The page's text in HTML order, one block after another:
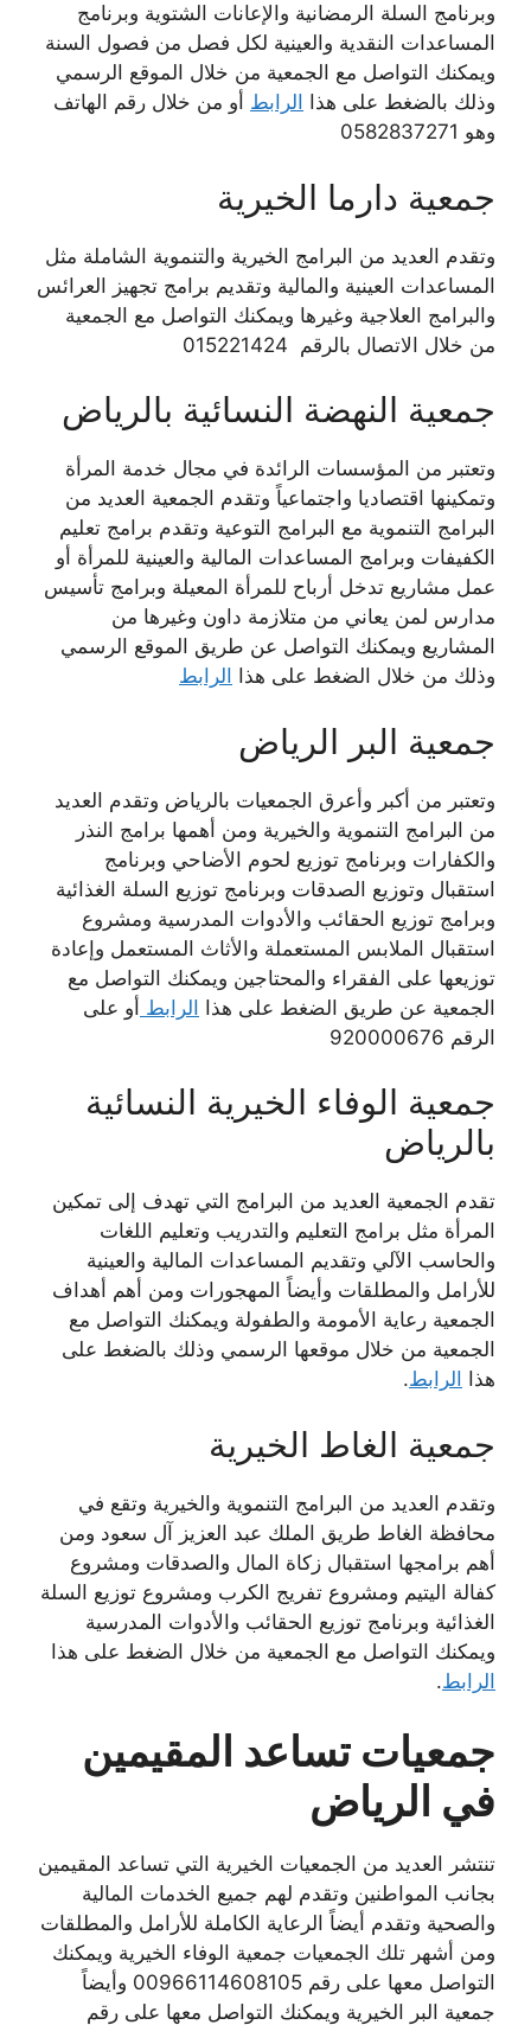
وبرنامج السلة الرمضانية والإعانات الشتوية وبرنامج
المساعدات النقدية والعينية لكل فصل من فصول السنة
ويمكنك التواصل مع الجمعية من خلال الموقع الرسمي
وذلك بالضغط على هذا
الرابط أو من خلال رقم الهاتف
وهو 0582837271
جمعية دارما الخيرية
وتقدم العديد من البرامج الخيرية والتنموية الشاملة مثل
المساعدات العينية والمالية وتقديم برامج تجهيز العرائس
والبرامج العلاجية وغيرها ويمكنك التواصل مع الجمعية
من خلال الاتصال بالرقم 015221424
جمعية النهضة النسائية بالرياض
وتعتبر من المؤسسات الرائدة في مجال خدمة المرأة
وتمكينها اقتصاديا واجتماعياً وتقدم الجمعية العديد من
البرامج التنموية مع البرامج التوعية وتقدم برامج تعليم
الكفيفات وبرامج المساعدات المالية والعينية للمرأة أو
عمل مشاريع تدخل أرباح للمرأة المعيلة وبرامج تأسيس
مدارس لمن يعاني من متلازمة داون وغيرها من
المشاريع ويمكنك التواصل عن طريق الموقع الرسمي
وذلك من خلال الضغط على هذا
الرابط
جمعية البر الرياض
وتعتبر من أكبر وأعرق الجمعيات بالرياض وتقدم العديد
من البرامج التنموية والخيرية ومن أهمها برامج النذر
والكفارات وبرنامج توزيع لحوم الأضاحي وبرنامج
استقبال وتوزيع الصدقات وبرنامج توزيع السلة الغذائية
وبرامج توزيع الحقائب والأدوات المدرسية ومشروع
استقبال الملابس المستعملة والأثاث المستعمل وإعادة
توزيعها على الفقراء والمحتاجين ويمكنك التواصل مع
الجمعية عن طريق الضغط على هذا الرابط أو على
الرقم 920000676
جمعية الوفاء الخيرية النسائية
بالرياض
تقدم الجمعية العديد من البرامج التي تهدف إلى تمكين
المرأة مثل برامج التعليم والتدريب وتعليم اللغات
والحاسب الآلي وتقديم المساعدات المالية والعينية
للأرامل والمطلقات وأيضاً المهجورات ومن أهم أهداف
الجمعية رعاية الأمومة والطفولة ويمكنك التواصل مع
الجمعية من خلال موقعها الرسمي وذلك بالضغط على
هذا
الرابط.
جمعية الغاط الخيرية
وتقدم العديد من البرامج التنموية والخيرية وتقع في
محافظة الغاط طريق الملك عبد العزيز آل سعود ومن
أهم برامجها استقبال زكاة المال والصدقات ومشروع
كفالة اليتيم ومشروع تفريج الكرب ومشروع توزيع السلة
الغذائية وبرنامج توزيع الحقائب والأدوات المدرسية
ويمكنك التواصل مع الجمعية من خلال الضغط على هذا
الرابط.
جمعيات تساعد المقيمين
في الرياض
تنتشر العديد من الجمعيات الخيرية التي تساعد المقيمين
بجانب المواطنين وتقدم لهم جميع الخدمات المالية
والصحية وتقدم أيضاً الرعاية الكاملة للأرامل والمطلقات
ومن أشهر تلك الجمعيات جمعية الوفاء الخيرية ويمكنك
التواصل معها على رقم 00966114608105 وأيضاً
جمعية البر الخيرية ويمكنك التواصل معها على رقم